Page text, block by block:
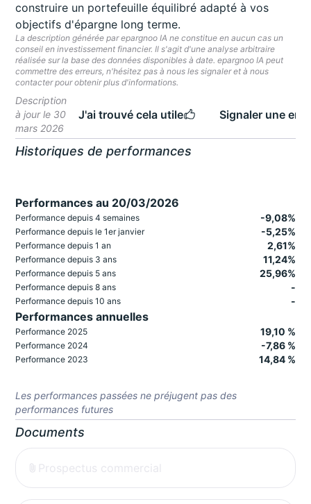
construire un portefeuille équilibré adapté à vos
objectifs d'épargne long terme.
La description générée par epargnoo IA ne constitue en aucun cas un
conseil en investissement financier. Il s'agit d'une analyse arbitraire
réalisée sur la base des données disponibles à date. epargnoo IA peut
commettre des erreurs, n'hésitez pas à nous les signaler et à nous
contacter pour obtenir plus d'informations.
Description
à jour le 30
mars 2026
J'ai trouvé cela utile Signaler une
Historiques de performances
Performances au 20/03/2026
Performance depuis 4 semaines -9,08%
Performance depuis le 1er janvier -5,25%
Performance depuis 1 an 2,61%
Performance depuis 3 ans 11,24%
Performance depuis 5 ans 25,96%
Performance depuis 8 ans -
Performance depuis 10 ans -
Performances annuelles
Performance 2025 19,10 %
Performance 2024 -7,86 %
Performance 2023 14,84 %
Les performances passées ne préjugent pas des
performances futures
Documents
Prospectus commercial